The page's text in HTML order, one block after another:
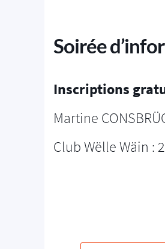
Soirée
Inscriptions
Martine
Club Wëlle Wäin :